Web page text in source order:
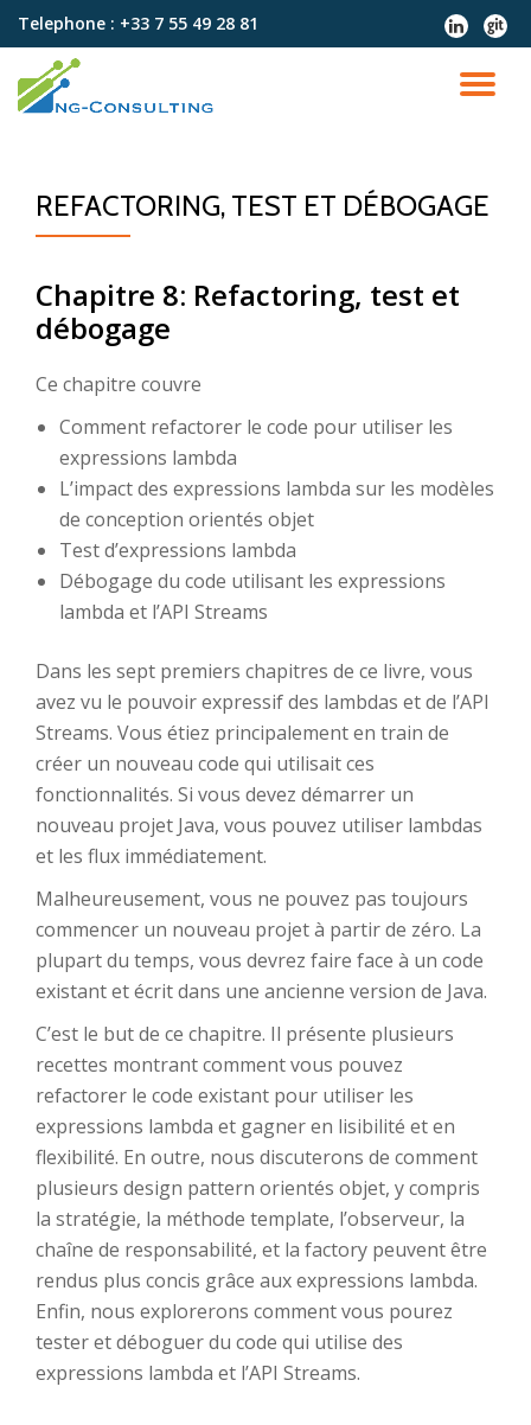
contenu
Telephone : +33 7 55 49 28 81
fa-
linkedin
fa-
git
REFACTORING, TEST ET DÉBOGAGE
Chapitre 8: Refactoring, test et
débogage
Ce chapitre couvre
Comment refactorer le code pour utiliser les
expressions lambda
L’impact des expressions lambda sur les modèles
de conception orientés objet
Test d’expressions lambda
Débogage du code utilisant les expressions
lambda et l’API Streams
Dans les sept premiers chapitres de ce livre, vous
avez vu le pouvoir expressif des lambdas et de l’API
Streams. Vous étiez principalement en train de
créer un nouveau code qui utilisait ces
fonctionnalités. Si vous devez démarrer un
nouveau projet Java, vous pouvez utiliser lambdas
et les flux immédiatement.
Malheureusement, vous ne pouvez pas toujours
commencer un nouveau projet à partir de zéro. La
plupart du temps, vous devrez faire face à un code
existant et écrit dans une ancienne version de Java.
C’est le but de ce chapitre. Il présente plusieurs
recettes montrant comment vous pouvez
refactorer le code existant pour utiliser les
expressions lambda et gagner en lisibilité et en
flexibilité. En outre, nous discuterons de comment
plusieurs design pattern orientés objet, y compris
la stratégie, la méthode template, l’observeur, la
chaîne de responsabilité, et la factory peuvent être
rendus plus concis grâce aux expressions lambda.
Enfin, nous explorerons comment vous pourez
tester et déboguer du code qui utilise des
expressions lambda et l’API Streams.